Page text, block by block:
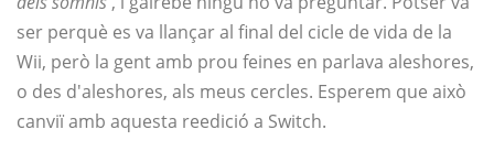
ser perquè es va llançar al final del cicle de vida de la
Wii, però la gent amb prou feines en parlava aleshores,
o des d'aleshores, als meus cercles. Esperem que això
canviï amb aquesta reedició a Switch.